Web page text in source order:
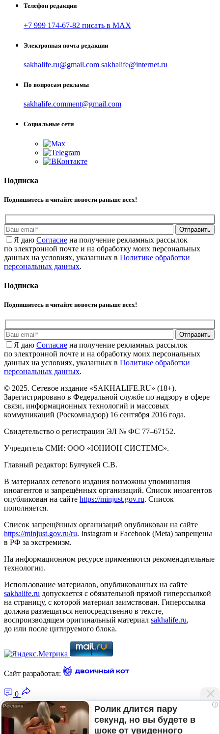
Телефон редакции
+7 999 174-67-82 писать в MAX
Электронная почта редакции
sakhalife.ru@gmail.com sakhalife@internet.ru
По вопросам рекламы
sakhalife.comment@gmail.com
Социальные сети
Подписка
Подпишитесь и читайте новости раньше всех!
Отправить
Я даю Cогласие на получение рекламных рассылок
по электронной почте и на обработку моих персональных
данных на условиях, указанных в Политике обработки
персональных данных.
Подписка
Подпишитесь и читайте новости раньше всех!
Отправить
Я даю Cогласие на получение рекламных рассылок
по электронной почте и на обработку моих персональных
данных на условиях, указанных в Политике обработки
персональных данных.
© 2025. Сетевое издание «SAKHALIFE.RU» (18+).
Зарегистрировано в Федеральной службе по надзору в сфере
связи, информационных технологий и массовых
коммуникаций (Роскомнадзор) 16 сентября 2016 года.
Свидетельство о регистрации ЭЛ № ФС 77–67152.
Учредитель СМИ: ООО «ЮНИОН СИСТЕМС».
Главный редактор: Булчукей С.В.
В материалах сетевого издания возможны упоминания
иноагентов и запрещённых организаций. Список иноагентов
опубликован на сайте https://minjust.gov.ru. Список
пополняется.
Список запрещённых организаций опубликован на сайте
https://minjust.gov.ru/ru. Instagram и Facebook (Metа) запрещены
в РФ за экстремизм.
На информационном ресурсе применяются рекомендательные
технологии.
Использование материалов, опубликованных на сайте
sakhalife.ru допускается с обязательной прямой гиперссылкой
на страницу, с которой материал заимствован. Гиперссылка
должна размещаться непосредственно в тексте,
воспроизводящем оригинальный материал sakhalife.ru,
до или после цитируемого блока.
Сайт разработал:
0
Главная — Новости Якутии и мира
i
Ролик длится пару
секунд, но вы будете в
шоке от увиденного